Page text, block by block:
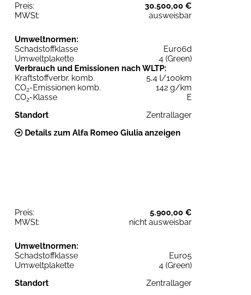
Preis:
30.500,00 €
MWSt:
ausweisbar
Umweltnormen:
Schadstoffklasse
Euro6d
Umweltplakette
4 (Green)
Verbrauch und Emissionen nach WLTP:
Kraftstoffverbr. komb.
5,4 l/100km
CO2-Emissionen komb.
142 g/km
CO2-Klasse
E
Standort
Zentrallager
Details zum Alfa Romeo Giulia anzeigen
Preis:
5.900,00 €
MWSt:
nicht ausweisbar
Umweltnormen:
Schadstoffklasse
Euro5
Umweltplakette
4 (Green)
Standort
Zentrallager